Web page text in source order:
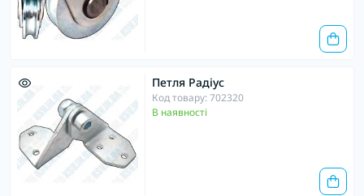
Петля Радіус
Код товару: 702320
В наявності